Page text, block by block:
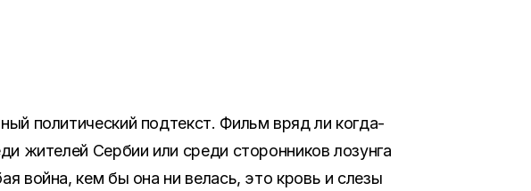
политический подтекст. Фильм вряд ли когда-
жителей Сербии или среди сторонников лозунга
война, кем бы она ни велась, это кровь и слезы